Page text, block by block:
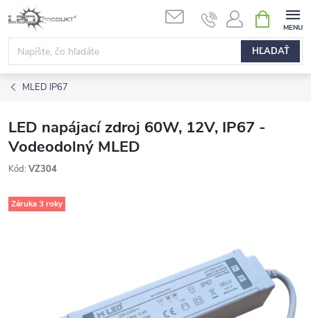
Prejsť
na
obsah
HĽADAŤ
KOŠÍK
MLED IP67
LED napájací zdroj 60W, 12V, IP67 -
Vodeodolný MLED
Kód: VZ304
Záruka 3 roky